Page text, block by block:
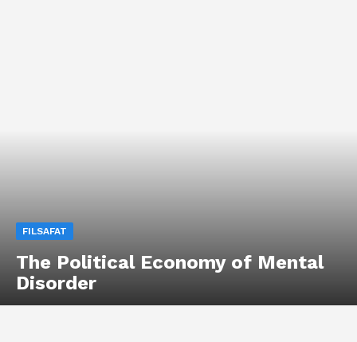
FILSAFAT
The Political Economy of Mental
Disorder